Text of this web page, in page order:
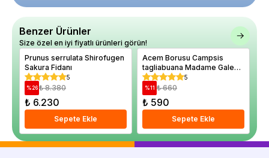
Benzer Ürünler
Size özel en iyi fiyatlı ürünleri görün!
Prunus serrulata Shirofugen
Sakura Fidanı
5
%26 ₺ 8.380
₺ 6.230
Sepete Ekle
Acem Borusu Campsis
tagliabuana Madame Galen
60 80 cm
5
%11 ₺ 660
₺ 590
Sepete Ekle